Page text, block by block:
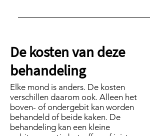
Doordat u voordat u gaat eten
moet uitdoen en, voordat u deze
weer indoet, moet
schoonmaken, eet (en snoept) u
De kosten van deze
behandeling
Elke mond is anders. De kosten
verschillen daarom ook. Alleen het
boven- of ondergebit kan worden
behandeld of beide kaken. De
behandeling kan een kleine